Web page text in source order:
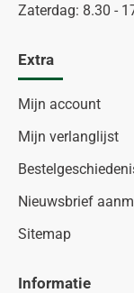
Zaterdag: 8.30 -
Extra
Mijn account
Mijn verlanglijst
Nieuwsbrief
Sitemap
Informatie